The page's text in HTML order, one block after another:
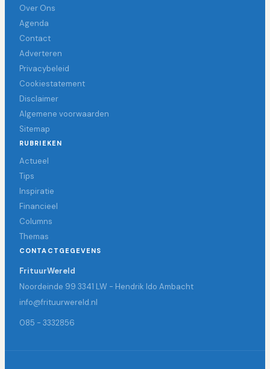
Over Ons
Agenda
Contact
Adverteren
Privacybeleid
Cookiestatement
Disclaimer
Algemene voorwaarden
Sitemap
RUBRIEKEN
Actueel
Tips
Inspiratie
Financieel
Columns
Themas
CONTACTGEGEVENS
FrituurWereld
Noordeinde 99 3341 LW - Hendrik Ido Ambacht
info@frituurwereld.nl
085 - 3332856